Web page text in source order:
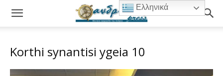
Korthi synantisi ygeia 10
Ελληνικά